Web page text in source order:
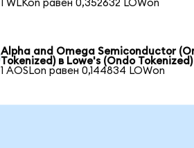
1 WLKon равен 0,352632 LOWon
Alpha and Omega Semiconductor
Tokenized) в Lowe's (Ondo Tokenized)
1 AOSLon равен 0,144834 LOWon